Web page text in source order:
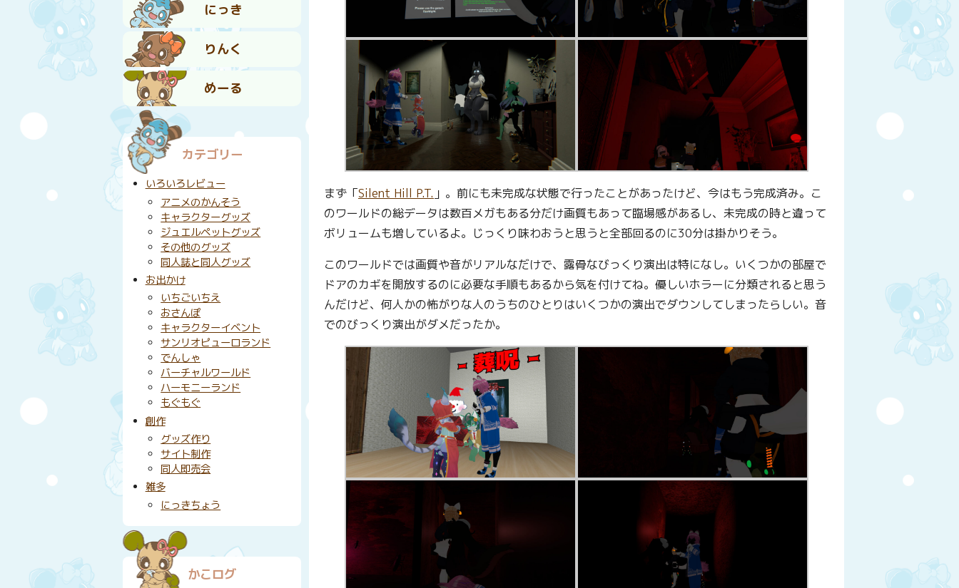
にっき
りんく
めーる
まず「Silent Hill P.T. 」。前にも未完成な状態で行ったことがあったけど、今はもう完成済み。こ
のワールドの総データは数百メガもある分だけ画質もあって臨場感があるし、未完成の時と違って
ボリュームも増しているよ。じっくり味わおうと思うと全部回るのに30分は掛かりそう。
このワールドでは画質や音がリアルなだけで、露骨なびっくり演出は特になし。いくつかの部屋で
ドアのカギを開放するのに必要な手順もあるから気を付けてね。優しいホラーに分類されると思う
んだけど、何人かの怖がりな人のうちのひとりはいくつかの演出でダウンしてしまったらしい。音
でのびっくり演出がダメだったか。
カテゴリー
いろいろレビュー
アニメのかんそう
キャラクターグッズ
ジュエルペットグッズ
その他のグッズ
同人誌と同人グッズ
お出かけ
いちごいちえ
おさんぽ
キャラクターイベント
サンリオピューロランド
でんしゃ
バーチャルワールド
ハーモニーランド
もぐもぐ
創作
グッズ作り
サイト制作
同人即売会
雑多
にっきちょう
かこログ